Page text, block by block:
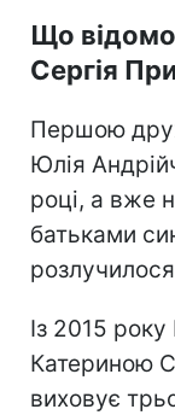
Що
Сергія
Першою
Юлія
році, а вже
батьками
Із 2015
Катериною
виховує